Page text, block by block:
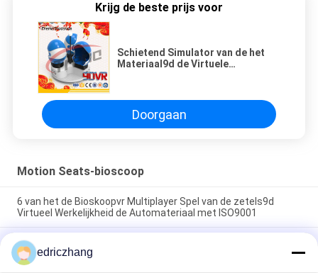
Krijg de beste prijs voor
Schietend Simulator van de het
Materiaal9d de Virtuele
Doorgaan
Motion Seats-bioscoop
6 van het de Bioskoopvr Multiplayer Spel van de zetels9d
Virtueel Werkelijkheid de Automateriaal met ISO9001
Virtuele van het de Simulatorspel van
Werkelijkheidsmultiplayer Vr Machine 6 Zetels die de
Simulator van 9d rennen VR
edriczhang